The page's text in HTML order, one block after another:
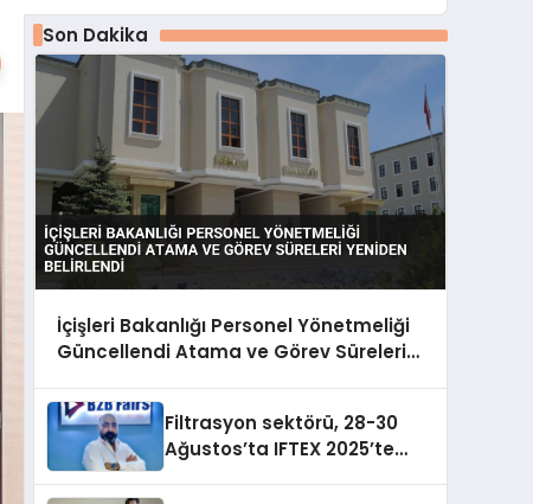
Son Dakika
İçişleri Bakanlığı Personel Yönetmeliği
Güncellendi Atama ve Görev Süreleri
Filtrasyon sektörü, 28-30
Ağustos’ta IFTEX 2025’te